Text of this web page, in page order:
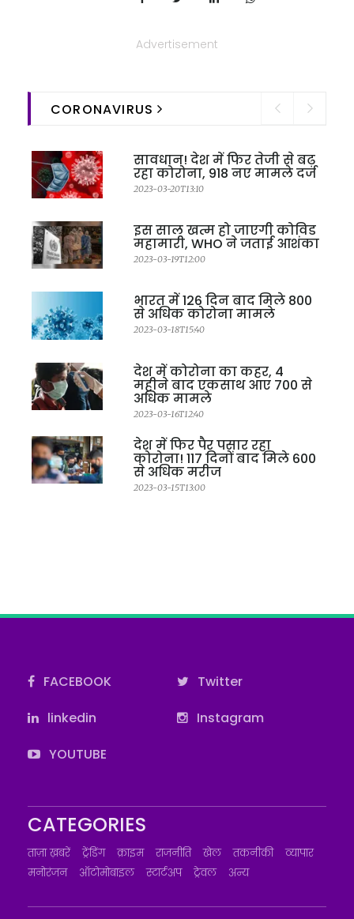
Advertisement
CORONAVIRUS
सावधान! देश में फिर तेजी से बढ़
रहा कोरोना, 918 नए मामले दर्ज
2023-03-20T13:10
इस साल खत्म हो जाएगी कोविड
महामारी, WHO ने जताई आशंका
2023-03-19T12:00
भारत में 126 दिन बाद मिले 800
से अधिक कोरोना मामले
2023-03-18T15:40
देश में कोरोना का कहर, 4
महीने बाद एकसाथ आए 700 से
अधिक मामले
2023-03-16T12:40
देश में फिर पैर पसार रहा
कोरोना! 117 दिनों बाद मिले 600
से अधिक मरीज
2023-03-15T13:00
FACEBOOK
Twitter
linkedin
Instagram
YOUTUBE
CATEGORIES
ताज़ा ख़बरें ट्रेंडिंग क्राइम राजनीति खेल तकनीकी
व्यापार
मनोरंजन
ऑटोमोबाइल स्टार्टअप ट्रेवल अन्य